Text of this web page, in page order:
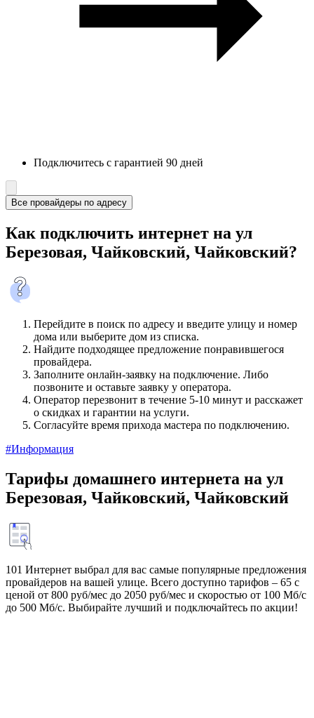
Подключитесь с гарантией 90 дней
Все провайдеры по адресу
Как подключить интернет на ул
Березовая, Чайковский, Чайковский?
Перейдите в поиск по адресу и введите улицу и номер
дома или выберите дом из списка.
Найдите подходящее предложение понравившегося
провайдера.
Заполните онлайн-заявку на подключение. Либо
позвоните и оставьте заявку у оператора.
Оператор перезвонит в течение 5-10 минут и расскажет
о скидках и гарантии на услуги.
Согласуйте время прихода мастера по подключению.
#Информация
Тарифы домашнего интернета на ул
Березовая, Чайковский, Чайковский
101 Интернет выбрал для вас самые популярные предложения
провайдеров на вашей улице. Всего доступно тарифов – 65 с
ценой от 800 руб/мес до 2050 руб/мес и скоростью от 100 Мб/с
до 500 Мб/с. Выбирайте лучший и подключайтесь по акции!